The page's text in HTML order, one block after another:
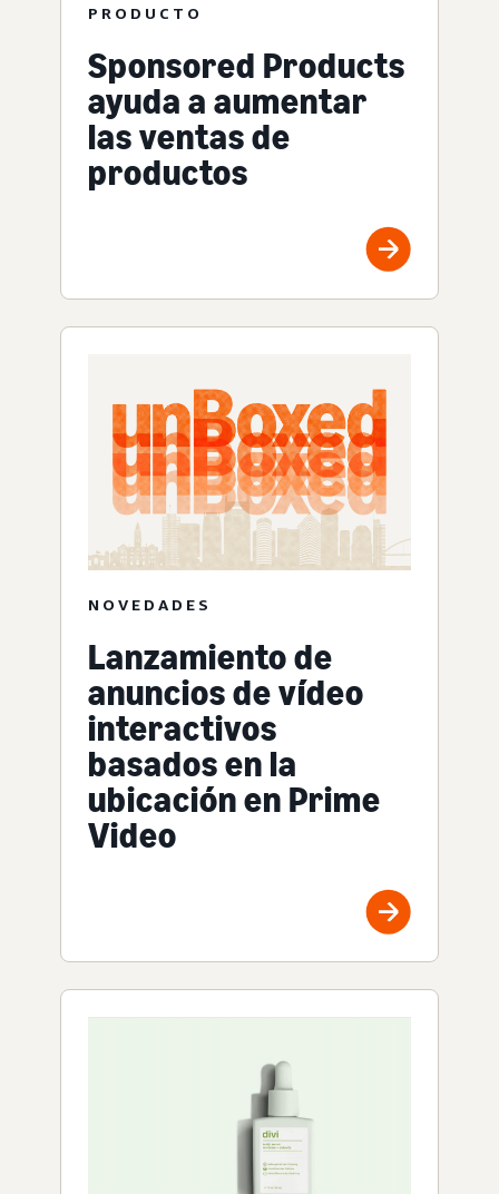
PRODUCTO
Sponsored Products
ayuda a aumentar
las ventas de
productos
NOVEDADES
Lanzamiento de
anuncios de vídeo
interactivos
basados en la
ubicación en Prime
Video